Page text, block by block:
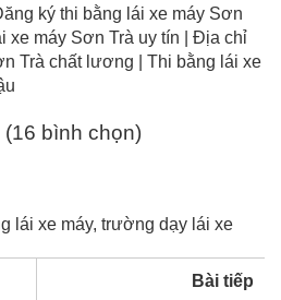
ký thi bằng lái xe máy Sơn
xe máy Sơn Trà uy tín | Địa chỉ
Trà chất lương | Thi bằng lái xe
(16 bình chọn)
lái xe máy, trường dạy lái xe
Bài tiếp